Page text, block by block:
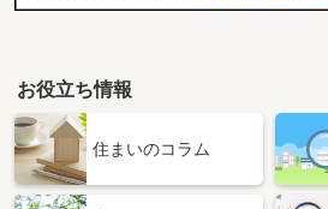
お役立ち情報
住まいのコラム